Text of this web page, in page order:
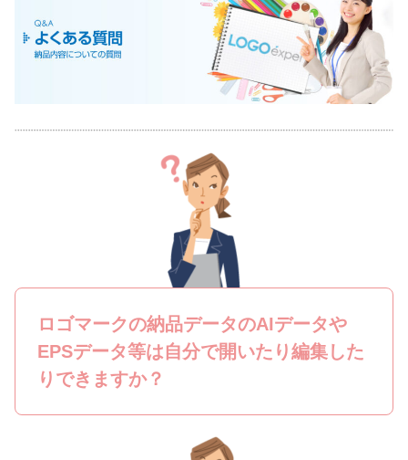
ロゴマークの納品データのAIデータや
EPSデータ等は自分で開いたり編集した
りできますか？